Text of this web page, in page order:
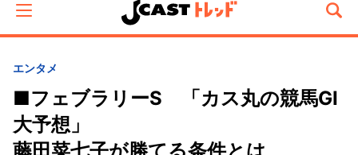
エンタメ
■フェブラリーS 「カス丸の競馬GⅠ
大予想」